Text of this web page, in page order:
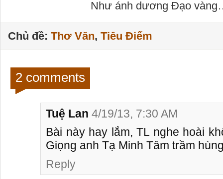
Như ánh dương Đạo
Chủ đề: Thơ Văn, Tiêu Điểm
2 comments
Tuệ Lan 4/19/13, 7:30 AM
Bài này hay lắm, TL nghe hoài
Giọng anh Tạ Minh Tâm trầm
Reply